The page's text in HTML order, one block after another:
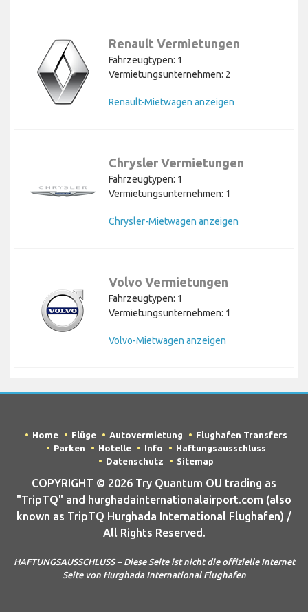
Renault Vermietungen
Fahrzeugtypen: 1
Vermietungsunternehmen: 2
Renault-Mietwagen anzeigen
Chrysler Vermietungen
Fahrzeugtypen: 1
Vermietungsunternehmen: 1
Chrysler-Mietwagen anzeigen
Volvo Vermietungen
Fahrzeugtypen: 1
Vermietungsunternehmen: 1
Volvo-Mietwagen anzeigen
Home Flüge Autovermietung
Flughafen Transfers
Parken
Hotelle Info
Haftungsausschluss
Datenschutz
Sitemap
COPYRIGHT © 2026 Try Quantum OU trading as
"TripTQ" and hurghadainternationalairport.com (also
known as TripTQ Hurghada International Flughafen) /
All Rights Reserved.
HAFTUNGSAUSSCHLUSS – Diese Seite ist nicht die offizielle Internet
Seite von Hurghada International Flughafen